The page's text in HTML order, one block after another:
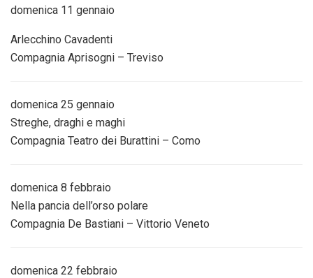
domenica 11 gennaio
Arlecchino Cavadenti
Compagnia Aprisogni – Treviso
domenica 25 gennaio
Streghe, draghi e maghi
Compagnia Teatro dei Burattini – Como
domenica 8 febbraio
Nella pancia dell’orso polare
Compagnia De Bastiani – Vittorio Veneto
domenica 22 febbraio